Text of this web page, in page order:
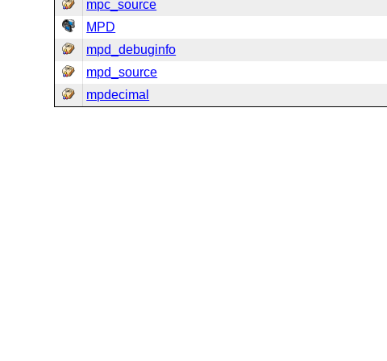
mpc_source
MPD
mpd_debuginfo
mpd_source
mpdecimal